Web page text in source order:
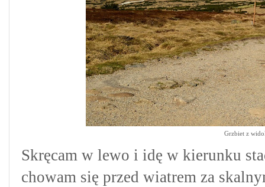
Grzbiet z
Skręcam w lewo i idę w kierunku
chowam się przed wiatrem za